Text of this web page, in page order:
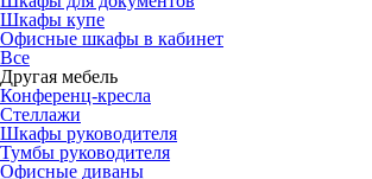
Шкафы купе
Офисные шкафы в кабинет
Все
Другая мебель
Конференц-кресла
Стеллажи
Шкафы руководителя
Тумбы руководителя
Офисные диваны